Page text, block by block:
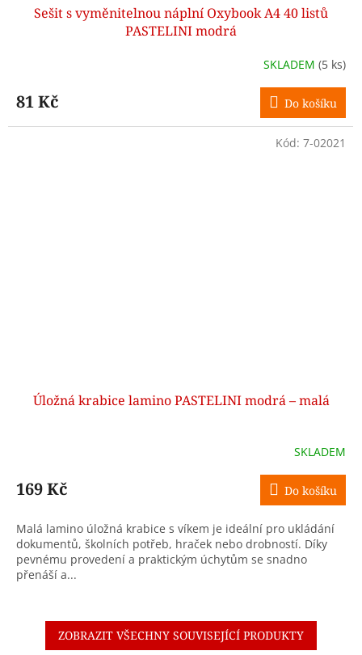
Sešit s vyměnitelnou náplní Oxybook A4 40 listů
PASTELINI modrá
SKLADEM (5 ks)
81 Kč Do košíku
Úložná krabice lamino PASTELINI modrá – malá
SKLADEM
169 Kč Do košíku
Malá lamino úložná krabice s víkem je ideální pro ukládání
dokumentů, školních potřeb, hraček nebo drobností. Díky
pevnému provedení a praktickým úchytům se snadno
přenáší a...
Kód: 7-02021
ZOBRAZIT VŠECHNY SOUVISEJÍCÍ PRODUKTY